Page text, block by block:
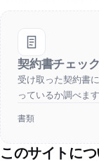
契約書チェック
受け取った契約書
っているか調べます
書類
このサイトに